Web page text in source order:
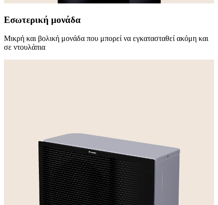
Εσωτερική μονάδα
Μικρή και βολική μονάδα που μπορεί να εγκατασταθεί ακόμη και
σε ντουλάπια